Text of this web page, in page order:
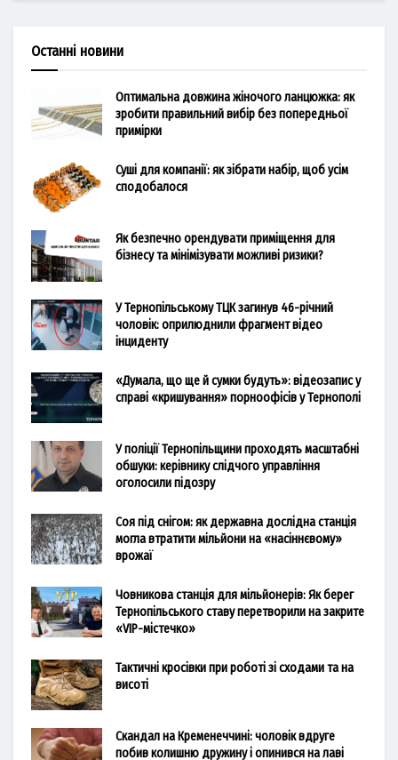
Останні новини
Оптимальна довжина жіночого ланцюжка: як
зробити правильний вибір без попередньої
примірки
Суші для компанії: як зібрати набір, щоб усім
сподобалося
Як безпечно орендувати приміщення для
бізнесу та мінімізувати можливі ризики?
У Тернопільському ТЦК загинув 46-річний
чоловік: оприлюднили фрагмент відео
інциденту
«Думала, що ще й сумки будуть»: відеозапис у
справі «кришування» порноофісів у Тернополі
У поліції Тернопільщини проходять масштабні
обшуки: керівнику слідчого управління
оголосили підозру
Соя під снігом: як державна дослідна станція
могла втратити мільйони на «насіннєвому»
врожаї
Човникова станція для мільйонерів: Як берег
Тернопільського ставу перетворили на закрите
«VIP-містечко»
Тактичні кросівки при роботі зі сходами та на
висоті
Скандал на Кременеччині: чоловік вдруге
побив колишню дружину і опинився на лаві